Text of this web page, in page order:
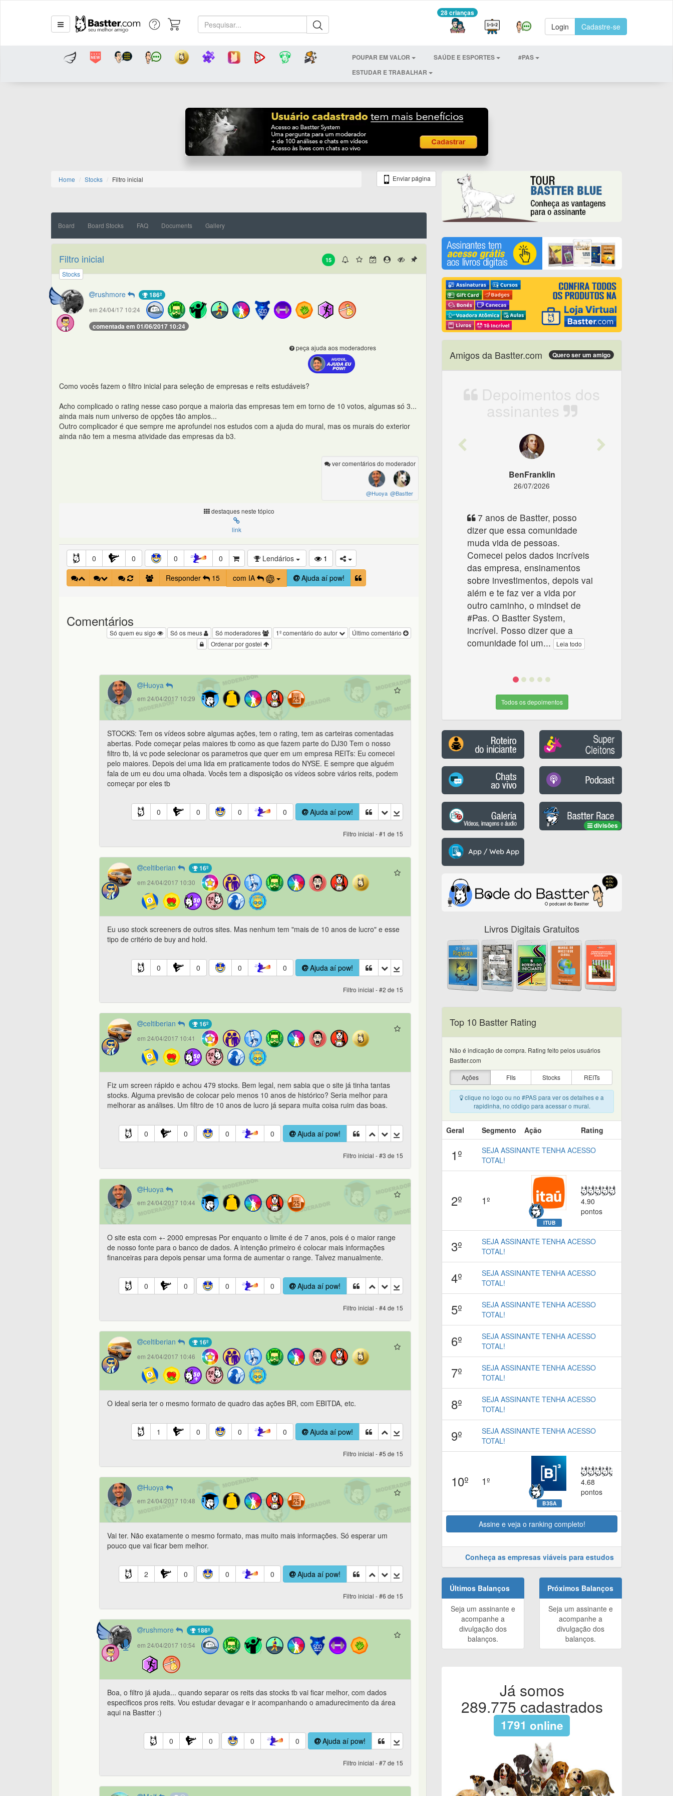
28 crianças
Login Cadastre-se
POUPAR EM VALOR SAÚDE E ESPORTES
#PAS
ESTUDAR E TRABALHAR
Home Stocks Filtro inicial Enviar página
Board Board Stocks FAQ Documents Gallery
15
Filtro inicial
Stocks
rushmore 186º
em 24/04/17 10:24
comentada em 01/06/2017 10:24
peça ajuda aos moderadores
Como vocês fazem o filtro inicial para seleção de empresas e reits estudáveis?
Acho complicado o rating nesse caso porque a maioria das empresas tem em torno de 10 votos, algumas só 3...
ainda mais num universo de opções tão amplos...
Outro complicador é que sempre me aprofundei nos estudos com a ajuda do mural, mas os murais do exterior
ainda não tem a mesma atividade das empresas da b3.
ver comentários do moderador
@Bastter
@Huoya
destaques neste tópico
link
0 0 0 0 Lendários
1
Responder
15 com IA Ajuda aí pow!
Comentários
Último comentário
1º comentário do autor
Só moderadores
Só os meus
Só quem eu sigo
Ordenar por gostei
Huoya
em 24/04/2017 10:29
STOCKS: Tem os vídeos sobre algumas ações, tem o rating, tem as carteiras comentadas
abertas. Pode começar pelas maiores tb como as que fazem parte do DJ30 Tem o nosso
filtro tb, lá vc pode selecionar os parametros que quer em um empresa REITs: Eu comecei
pelo maiores. Depois dei uma lida em praticamente todos do NYSE. E sempre que alguém
fala de um eu dou uma olhada. Vocês tem a disposição os vídeos sobre vários reits, podem
começar por eles tb
0 0 0 0 Ajuda aí pow!
Filtro inicial - #1 de 15
celtiberian 16º
em 24/04/2017 10:30
Eu uso stock screeners de outros sites. Mas nenhum tem "mais de 10 anos de lucro" e esse
tipo de critério de buy and hold.
0 0 0 0 Ajuda aí pow!
Filtro inicial - #2 de 15
celtiberian 16º
em 24/04/2017 10:41
Fiz um screen rápido e achou 479 stocks. Bem legal, nem sabia que o site já tinha tantas
stocks. Alguma previsão de colocar pelo menos 10 anos de histórico? Seria melhor para
melhorar as análises. Um filtro de 10 anos de lucro já separa muita coisa ruim das boas.
0 0 0 0 Ajuda aí pow!
Filtro inicial - #3 de 15
Huoya
em 24/04/2017 10:44
O site esta com +- 2000 empresas Por enquanto o limite é de 7 anos, pois é o maior range
de nosso fonte para o banco de dados. A intenção primeiro é colocar mais informações
financeiras para depois pensar uma forma de aumentar o range. Talvez manualmente.
0 0 0 0 Ajuda aí pow!
Filtro inicial - #4 de 15
celtiberian 16º
em 24/04/2017 10:46
O ideal seria ter o mesmo formato de quadro das ações BR, com EBITDA, etc.
1 0 0 0 Ajuda aí pow!
Filtro inicial - #5 de 15
Huoya
em 24/04/2017 10:48
Vai ter. Não exatamente o mesmo formato, mas muito mais informações. Só esperar um
pouco que vai ficar bem melhor.
2 0 0 0 Ajuda aí pow!
Filtro inicial - #6 de 15
rushmore 186º
em 24/04/2017 10:54
Boa, o filtro já ajuda... quando separar os reits das stocks tb vai ficar melhor, com dados
especificos pros reits. Vou estudar devagar e ir acompanhando o amadurecimento da área
aqui na Bastter :)
0 0 0 0 Ajuda aí pow!
Filtro inicial - #7 de 15
Amigos da Bastter.com Quero ser um amigo
Depoimentos dos
assinantes
Previous
BenFranklin
26/07/2026
7 anos de Bastter, posso
dizer que essa comunidade
muda vida de pessoas.
Comecei pelos dados incríveis
das empresa, ensinamentos
sobre investimentos, depois vai
além e te faz ver a vida por
outro caminho, o mindset de
#Pas. O Bastter System,
incrível. Posso dizer que a
comunidade foi um... Leia todo
Todos os depoimentos
divisões
Livros Digitais Gratuitos
Top 10 Bastter Rating
Não é indicação de compra. Rating feito pelos usuários
Bastter.com
Ações
FIIs Stocks REITs
clique no logo ou no #PAS para ver os detalhes e a
rapidinha, no código para acessar o mural.
Geral Segmento Ação Rating
1º
SEJA ASSINANTE TENHA ACESSO
TOTAL!
2º 1º
ITUB
4.90
pontos
3º
SEJA ASSINANTE TENHA ACESSO
TOTAL!
4º
SEJA ASSINANTE TENHA ACESSO
TOTAL!
5º
SEJA ASSINANTE TENHA ACESSO
TOTAL!
6º
SEJA ASSINANTE TENHA ACESSO
TOTAL!
7º
SEJA ASSINANTE TENHA ACESSO
TOTAL!
8º
SEJA ASSINANTE TENHA ACESSO
TOTAL!
9º
SEJA ASSINANTE TENHA ACESSO
TOTAL!
10º 1º
B3SA
4.68
pontos
Assine e veja o ranking completo!
Conheça as empresas viáveis para estudos
Últimos Balanços
Seja um assinante e
acompanhe a
divulgação dos
balanços.
Próximos Balanços
Seja um assinante e
acompanhe a
divulgação dos
balanços.
Já somos
289.775 cadastrados
1791 online